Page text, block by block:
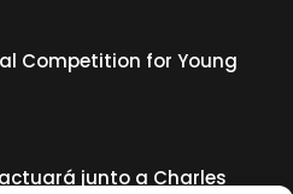
Competition for Young
junto a Charles